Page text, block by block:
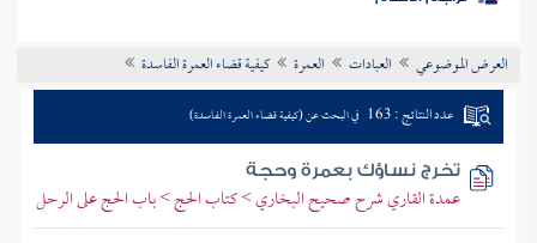
موضوعي
تراجم الأعلام
العرض الموضوعي العبادات العمرة كيفية قضاء العمرة الفاسدة
عدد النتائج : 163 في البحث عن (كيفية قضاء العمرة الفاسدة)
تخرج نساؤك بعمرة وحجة
عمدة القاري شرح صحيح البخاري > كتاب الحج > باب الحج على الرحل